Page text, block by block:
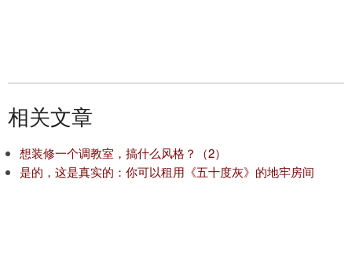
相关文章
想装修一个调教室，搞什么风格？（2）
是的，这是真实的：你可以租用《五十度灰》的地牢房间